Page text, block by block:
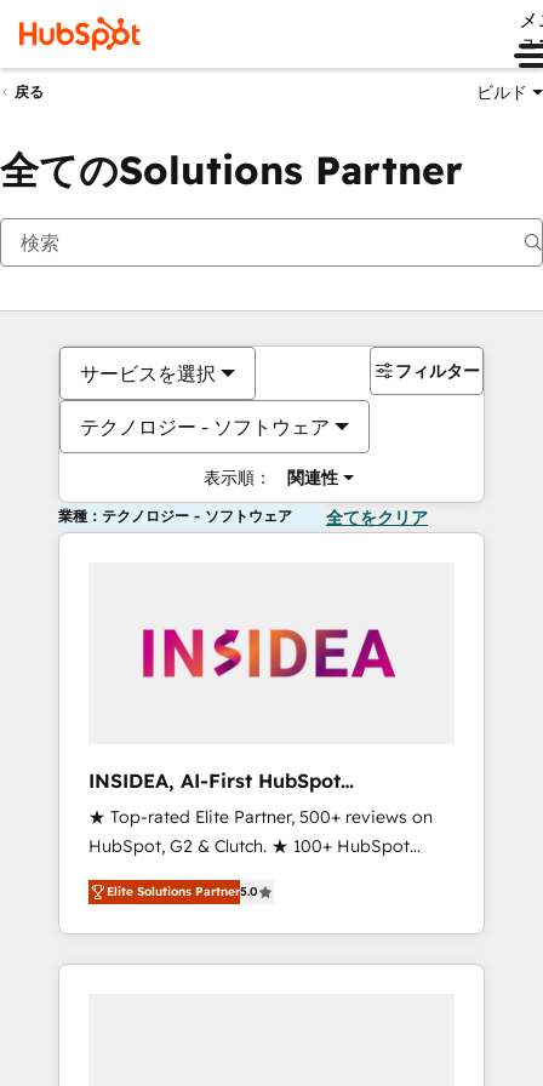
ュ
戻る ビルド
全てのSolutions Partner
サービスを選択
テクノロジー - ソフトウェア
表示順： 関連性
フィルター
業種：テクノロジー - ソフトウェア 全てをクリア
INSIDEA, AI-First HubSpot
Onboarding & RevOps
★ Top-rated Elite Partner, 500+ reviews on
HubSpot, G2 & Clutch. ★ 100+ HubSpot
Certified Experts & Trainers across the team
★ 1,500+ implementations across five
continents ★ AI-First, RevOps-led,
Onboarding obsessed ★ Company of the
Elite Solutions Partner5.0